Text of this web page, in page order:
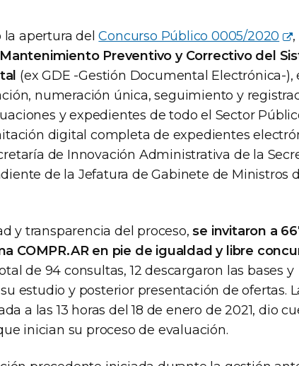
la apertura delConcurso Público 0005/2020
,
Preventivo y Correctivo del
(ex GDE -Gestión Documental Electrónica-),
numeración única, seguimiento y
y expedientes de todo el Sector
digital completa de expedientes
de Innovación Administrativa de la
de la Jefatura de Gabinete de Ministros
y transparencia del proceso,se invitaron a
COMPR.AR en pie de igualdad y libre
de 94 consultas, 12 descargaron las bases y
estudio y posterior presentación de ofertas.
a las 13 horas del 18 de enero de 2021, dio
inician su proceso de evaluación.